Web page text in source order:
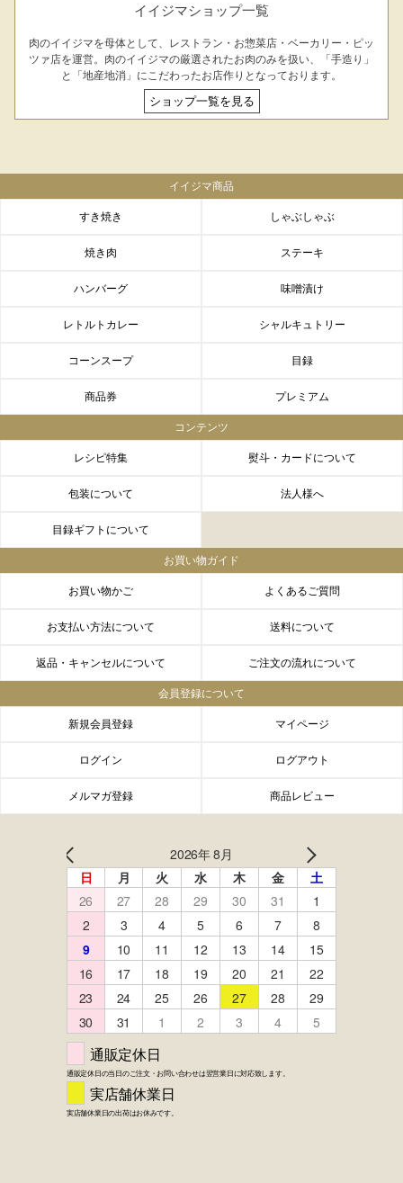
FACEBOOK twitter instagram LINE
イイジマショップ一覧
肉のイイジマを母体として、レストラン・お惣菜店・ベーカリー・ピッ
ツァ店を運営。肉のイイジマの厳選されたお肉のみを扱い、「手造り」
と「地産地消」にこだわったお店作りとなっております。
ショップ一覧を見る
イイジマ商品
すき焼き しゃぶしゃぶ
焼き肉 ステーキ
ハンバーグ 味噌漬け
レトルトカレー シャルキュトリー
コーンスープ 目録
商品券 プレミアム
コンテンツ
レシピ特集 熨斗・カードについて
包装について 法人様へ
目録ギフトについて
お買い物ガイド
お買い物かご よくあるご質問
お支払い方法について 送料について
返品・キャンセルについて ご注文の流れについて
会員登録について
新規会員登録 マイページ
ログイン ログアウト
メルマガ登録 商品レビュー